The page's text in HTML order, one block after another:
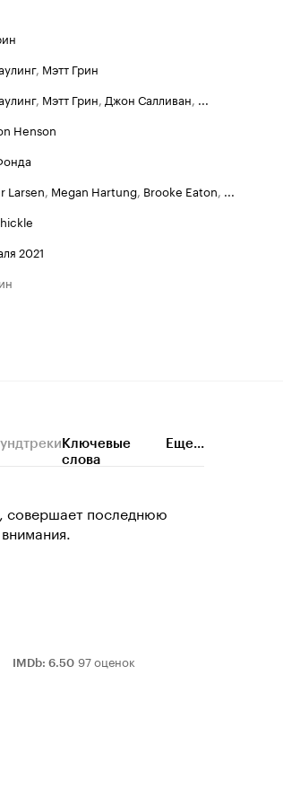
, Мэтт Грин
, Мэтт Грин, Джон Салливан, ...
Henson
Larsen, Megan Hartung, Brooke Eaton, ...
2021
Ключевые
слова
Еще...
совершает последнюю
IMDb: 6.50 97 оценок